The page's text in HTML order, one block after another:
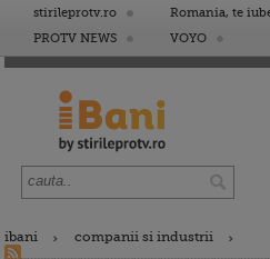
stirileprotv.ro Romania, te
PROTV NEWS
VOYO
ibani companii si industrii